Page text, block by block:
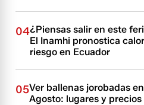
04¿Piensas salir en este
El Inamhi pronostica
riesgo en Ecuador
05Ver ballenas jorobadas
Agosto: lugares y